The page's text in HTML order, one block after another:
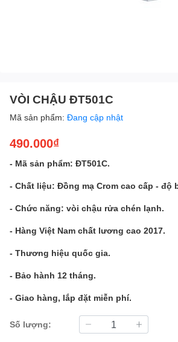
VÒI CHẬU ĐT501C
Mã sản phẩm: Đang cập nhật
490.000₫
- Mã sản phẩm: ĐT501C.
- Chất liệu: Đồng mạ Crom cao cấp - độ
- Chức năng: vòi chậu rửa chén lạnh.
- Hàng Việt Nam chất lương cao 2017.
- Thương hiệu quốc gia.
- Bảo hành 12 tháng.
- Giao hàng, lắp đặt miễn phí.
Số lượng: